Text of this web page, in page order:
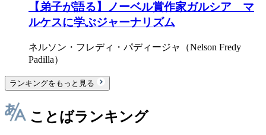
【弟子が語る】ノーベル賞作家ガルシア゠マ
ルケスに学ぶジャーナリズム
ネルソン・フレディ・パディージャ（Nelson Fredy
Padilla）
ランキングをもっと見る
ことばランキング